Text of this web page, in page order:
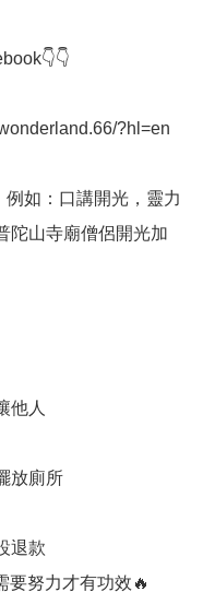
?hl=en
如：口講開光，靈力
陀山寺廟僧侶開光加
他人
放廁所
退款
努力才有功效🔥